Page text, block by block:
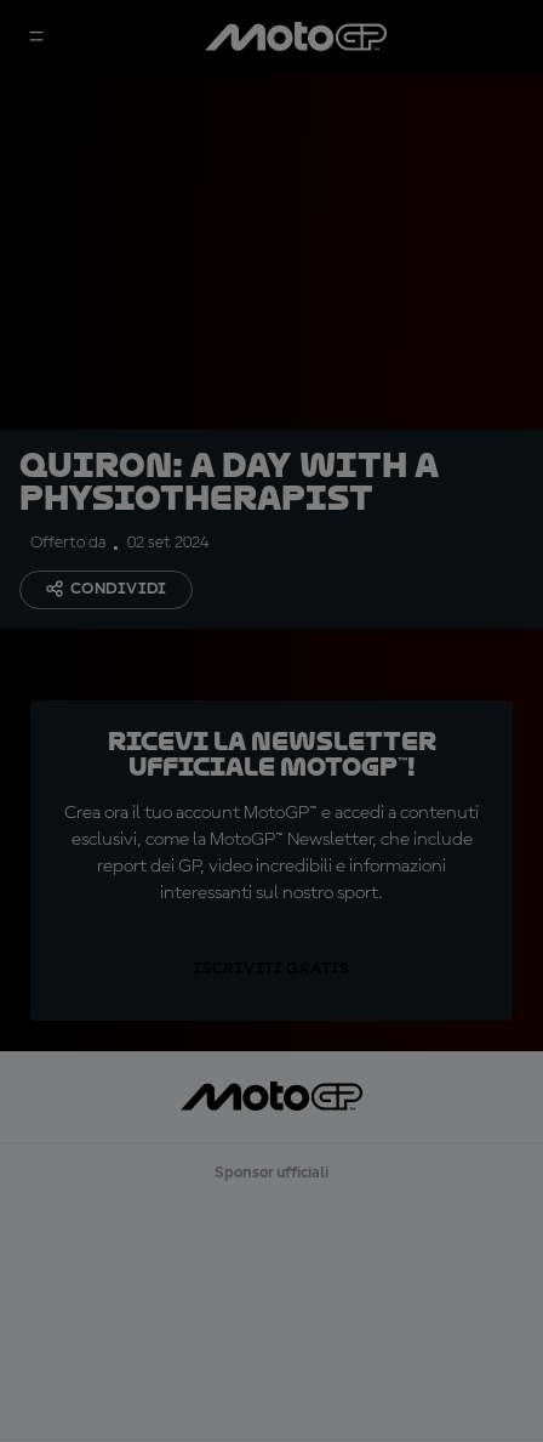
Quiron: A day with a
physiotherapist
Offerto da 02 set 2024
CONDIVIDI
Ricevi la newsletter
ufficiale MotoGP™!
Crea ora il tuo account MotoGP™ e accedi a contenuti
esclusivi, come la MotoGP™ Newsletter, che include
report dei GP, video incredibili e informazioni
interessanti sul nostro sport.
Sponsor ufficiali